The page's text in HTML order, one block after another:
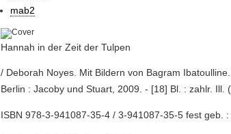
mab2
Hannah in der Zeit der Tulpen
/ Deborah Noyes. Mit Bildern von Bagram
Berlin : Jacoby und Stuart, 2009. - [18] Bl. : zahlr. Ill.
ISBN 978-3-941087-35-4 / 3-941087-35-5 fest geb.